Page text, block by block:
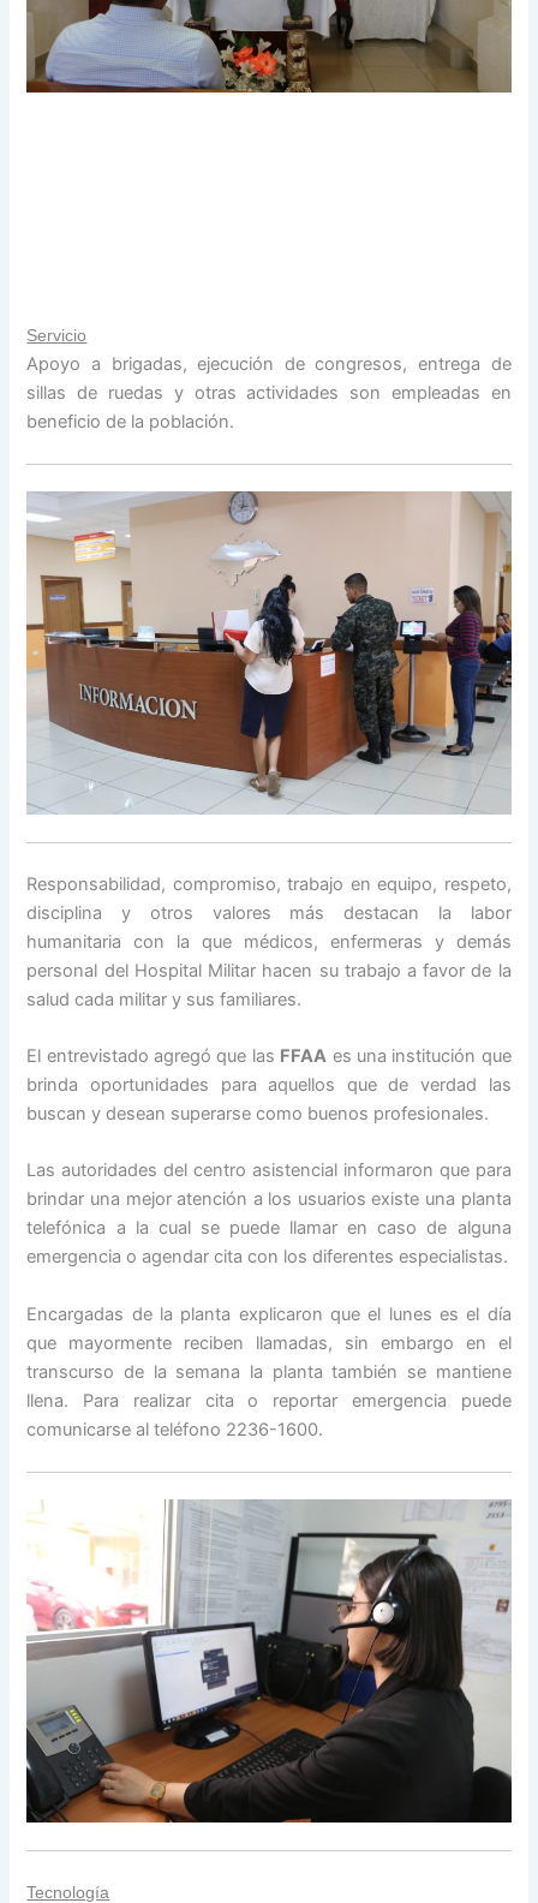
Servicio
Apoyo a brigadas, ejecución de congresos, entrega de
sillas de ruedas y otras actividades son empleadas en
beneficio de la población.
Responsabilidad, compromiso, trabajo en equipo, respeto,
disciplina y otros valores más destacan la labor
humanitaria con la que médicos, enfermeras y demás
personal del Hospital Militar hacen su trabajo a favor de la
salud cada militar y sus familiares.
El entrevistado agregó que las FFAA es una institución que
brinda oportunidades para aquellos que de verdad las
buscan y desean superarse como buenos profesionales.
Las autoridades del centro asistencial informaron que para
brindar una mejor atención a los usuarios existe una planta
telefónica a la cual se puede llamar en caso de alguna
emergencia o agendar cita con los diferentes especialistas.
Encargadas de la planta explicaron que el lunes es el día
que mayormente reciben llamadas, sin embargo en el
transcurso de la semana la planta también se mantiene
llena. Para realizar cita o reportar emergencia puede
comunicarse al teléfono 2236-1600.
Tecnología